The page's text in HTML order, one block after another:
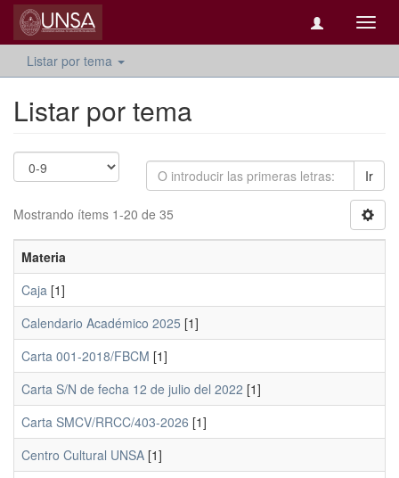
Listar por tema
Listar por tema
Ir
Mostrando ítems 1-20 de 35
Materia
Caja [1]
Calendario Académico 2025 [1]
Carta 001-2018/FBCM [1]
Carta S/N de fecha 12 de julio del 2022 [1]
Carta SMCV/RRCC/403-2026 [1]
Centro Cultural UNSA [1]